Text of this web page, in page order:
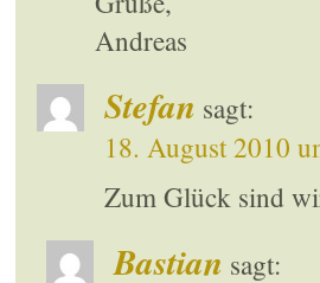
Andreas
Stefan sagt:
18. August 2010
Zum Glück sind
Bastian sagt: